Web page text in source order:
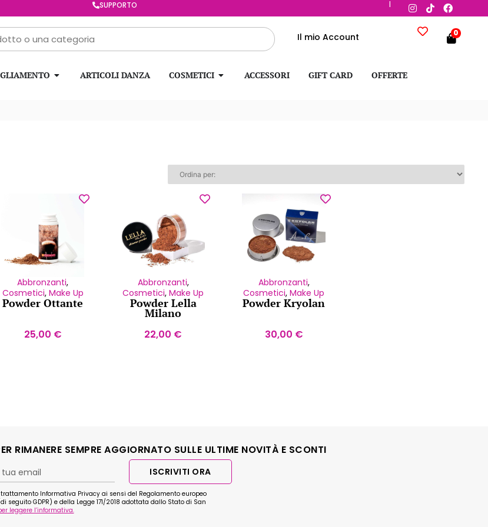
SUPPORTO |
Il mio Account 0
ARTICOLI DANZA COSMETICI ACCESSORI GIFT CARD OFFERTE
Abbronzanti,
Cosmetici, Make Up
Powder Ottante
25,00 €
Abbronzanti,
Cosmetici,Make Up
Powder Lella
Milano
22,00 €
Abbronzanti,
Cosmetici,Make Up
Powder Kryolan
30,00 €
RIMANERE SEMPRE AGGIORNATO SULLE ULTIME NOVITÀ E SCONTI
Informativa Privacy ai sensi del Regolamento europeo
seguito GDPR) e della Legge 171/2018 adottata dallo Stato di San
leggere l’informativa.
ISCRIVITI ORA